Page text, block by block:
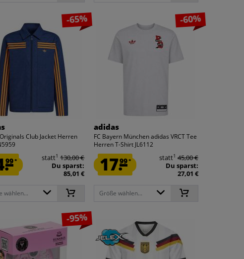
-65%
Club Jacket Herren
99* statt1 130,00 €
Du sparst:
85,01 €
wählen...
-60%
adidas
FC Bayern München adidas VRCT Tee
Herren T-Shirt JL6112
17.99* statt1 45,00 €
Du sparst:
27,01 €
Größe wählen...
-95%